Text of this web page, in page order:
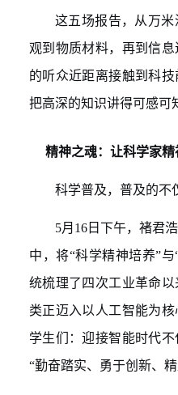
这五场报告， 从 万米
观到物质材料，再到信息
的听众近距离接触到科技
把高深的知识讲得可感可
精神之魂：让科学家精
科学普及，普及的不
5月 16 日下午，褚君浩
中， 将“科学精神培养”
统梳理了四次工业革命以
类正迈入以人工智能为
学生们 ：迎接智能时代
“勤奋踏实、勇于创新、